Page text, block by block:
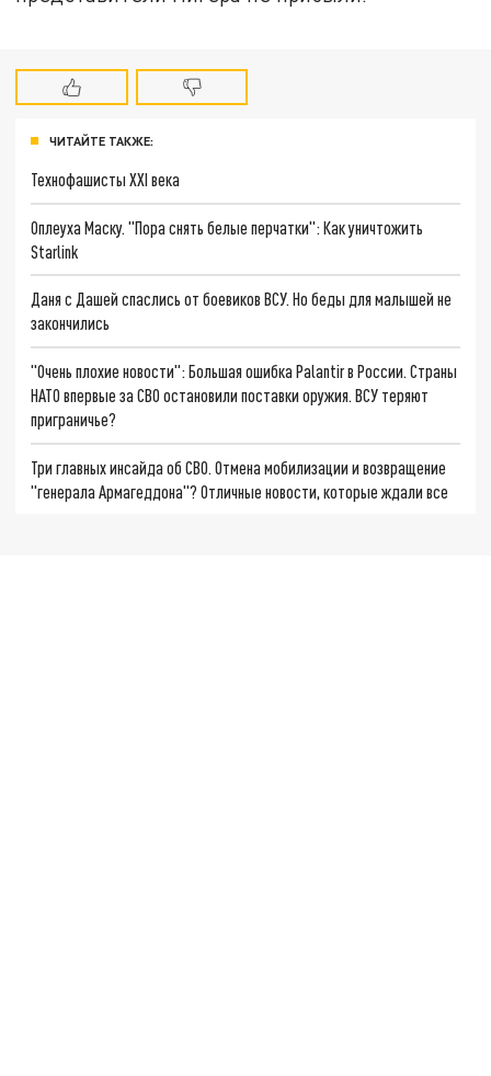
ЧИТАЙТЕ ТАКЖЕ:
Технофашисты XXI века
Оплеуха Маску. "Пора снять белые перчатки": Как уничтожить
Starlink
Даня с Дашей спаслись от боевиков ВСУ. Но беды для малышей не
закончились
"Очень плохие новости": Большая ошибка Palantir в России. Страны
НАТО впервые за СВО остановили поставки оружия. ВСУ теряют
приграничье?
Три главных инсайда об СВО. Отмена мобилизации и возвращение
"генерала Армагеддона"? Отличные новости, которые ждали все